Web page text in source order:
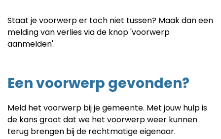
Staat je voorwerp er toch niet tussen? Maak dan een
melding van verlies via de knop 'voorwerp
aanmelden'.
Een voorwerp gevonden?
Meld het voorwerp bij je gemeente. Met jouw hulp is
de kans groot dat we het voorwerp weer kunnen
terug brengen bij de rechtmatige eigenaar.